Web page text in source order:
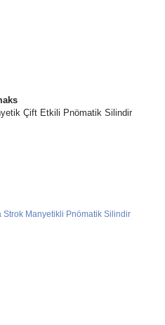
Çift Etkili Pnömatik Silindir
Ekle